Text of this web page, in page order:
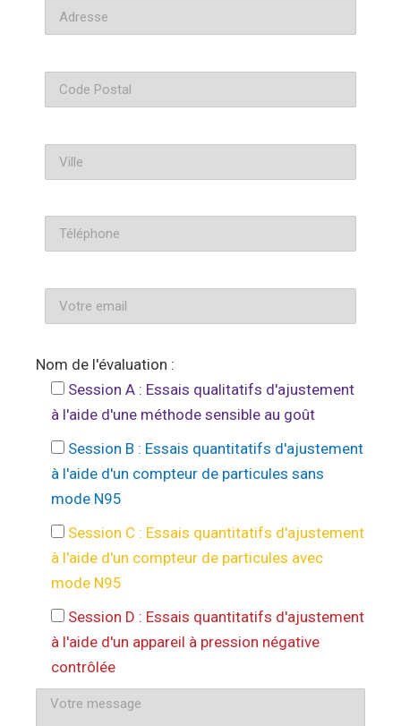
Nom de l'évaluation :
Session A : Essais qualitatifs d'ajustement
à l'aide d'une méthode sensible au goût
Session B : Essais quantitatifs d'ajustement
à l'aide d'un compteur de particules sans
mode N95
Session C : Essais quantitatifs d'ajustement
à l'aide d'un compteur de particules avec
mode N95
Session D : Essais quantitatifs d'ajustement
à l'aide d'un appareil à pression négative
contrôlée